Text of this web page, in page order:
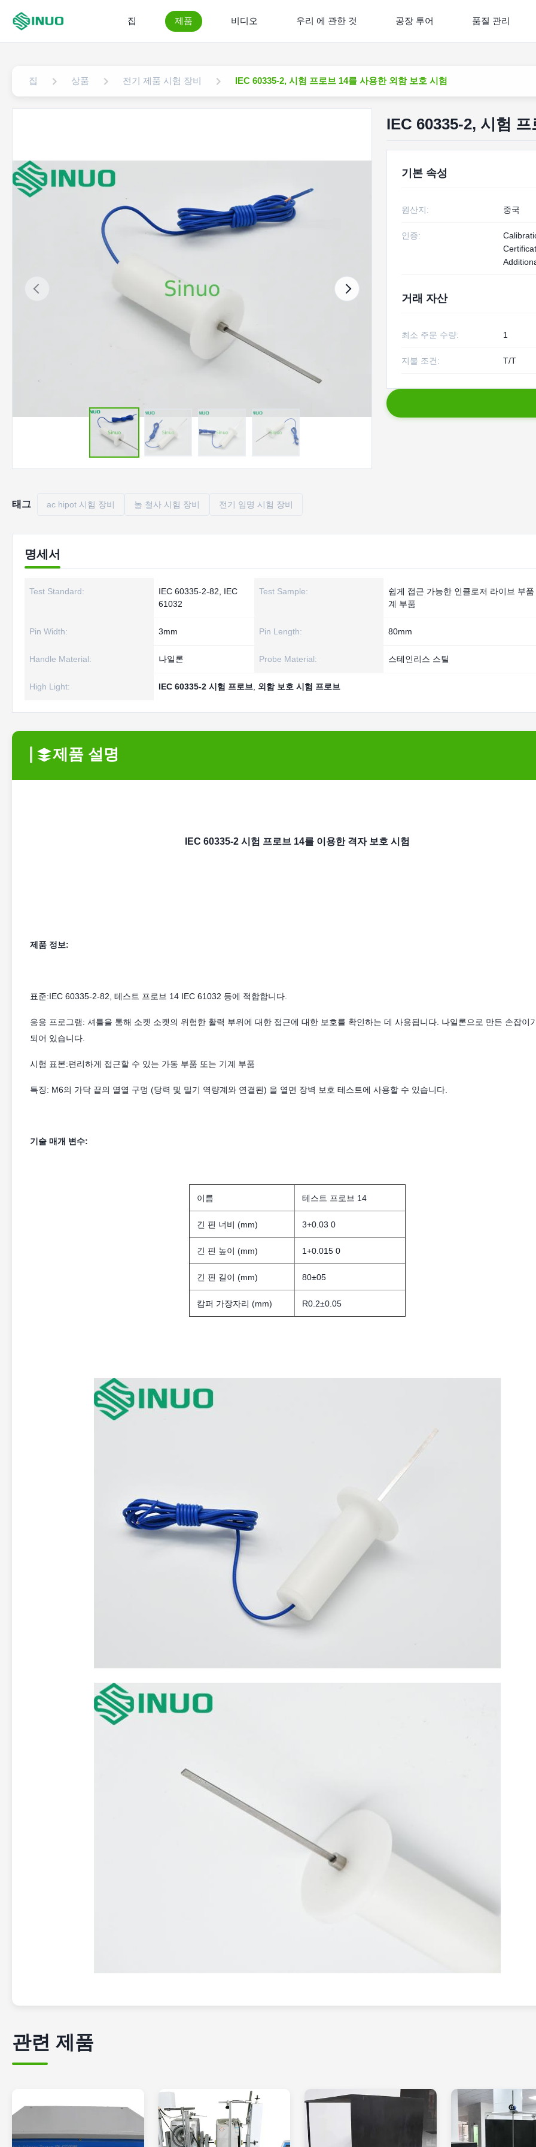
집 제품 비디오 우리 에 관한 것 공장 투어 품질 관리
집 상품 전기 제품 시험 장비 IEC 60335-2, 시험 프로브 14를 사용한 외함 보호 시험
IEC 60335-2, 시험
기본 속성
원산지: 중국
인증:
거래 자산
최소 주문 수량: 1
지불 조건: T/T
태그 ac hipot 시험 장비 놀 철사 시험 장비 전기 임명 시험 장비
명세서
Test Standard:
IEC 60335-2-82, IEC
61032
Test Sample:
쉽게 접근 가능한 인클로저 라이브 부
계 부품
Pin Width: 3mm Pin Length: 80mm
Handle Material: 나일론 Probe Material: 스테인리스 스틸
High Light: IEC 60335-2 시험 프로브 외함 보호 시험 프로브
제품 설명
IEC 60335-2 시험 프로브 14를 이용한 격자 보호 시험
제품 정보:
표준:IEC 60335-2-82, 테스트 프로브 14 IEC 61032 등에 적합합니다.
응용 프로그램: 셔틀을 통해 소켓 소켓의 위험한 활력 부위에 대한 접근에 대한 보호를 확인하는 데 사용됩니다. 나일론으로 만든 손잡이
되어 있습니다.
시험 표본:편리하게 접근할 수 있는 가동 부품 또는 기계 부품
특징: M6의 가닥 끝의 열열 구멍 (당력 및 밀기 역량계와 연결된) 을 열면 장벽 보호 테스트에 사용할 수 있습니다.
기술 매개 변수:
이름 테스트 프로브 14
긴 핀 너비 (mm) 3+0.03 0
긴 핀 높이 (mm) 1+0.015 0
긴 핀 길이 (mm) 80±05
캄퍼 가장자리 (mm) R0.2±0.05
관련 제품